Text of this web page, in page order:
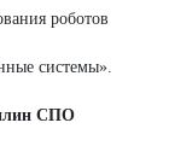
роботов
системы».
СПО